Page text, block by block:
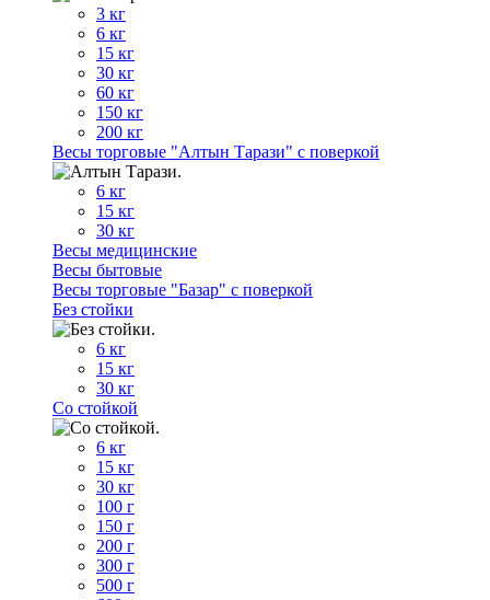
3 кг
6 кг
15 кг
30 кг
60 кг
150 кг
200 кг
Весы торговые "Алтын Тарази" с поверкой
6 кг
15 кг
30 кг
Весы медицинские
Весы бытовые
Весы торговые "Базар" с поверкой
Без стойки
6 кг
15 кг
30 кг
Со стойкой
6 кг
15 кг
30 кг
100 г
150 г
200 г
300 г
500 г